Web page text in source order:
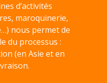
d’activités
maroquinerie,
nous permet de
du processus :
(en Asie et en